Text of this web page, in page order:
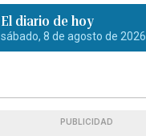
El diario de hoy
sábado, 8 de agosto de 2026
PUBLICIDAD